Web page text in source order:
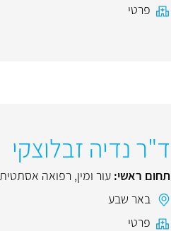
פרטי
ד"ר נדיה זבלוצקי
תחום ראשי: עור ומין, רפואה אסתטית
באר שבע
פרטי